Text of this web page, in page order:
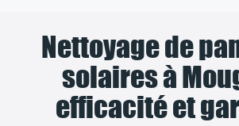
Nettoyage de
solaires à
efficacité et